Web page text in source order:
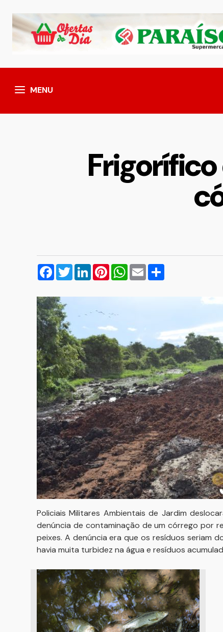
MENU
Facebook
TwitterLinkedInPinterestWhatsApp
Email
Policiais Militares Ambientais de Jardim
denúncia de contaminação de um córrego por
peixes. A denúncia era que os resíduos seriam
havia muita turbidez na água e resíduos